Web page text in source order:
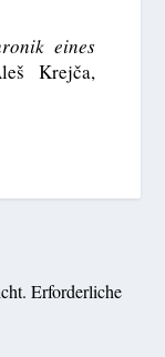
eines
Krejča,
Erforderliche